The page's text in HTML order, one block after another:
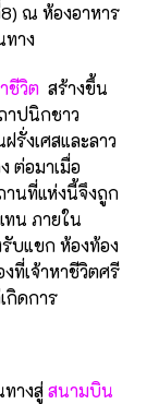
ณ ห้องอาหาร
ทาง
ชีวิต สร้างขึ้น
าปนิกชาว
รั่งเศสและลาว
ต่อมาเมื่อ
านที่แห่งนี้จึงถูก
น ภายใน
บแขก ห้องท้อง
ที่เจ้าหาชีวิตศรี
กิดการ
างสู่สนามบิน